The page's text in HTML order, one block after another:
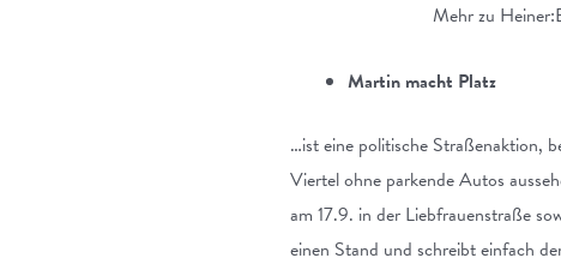
Mehr zu
Martin macht Platz
…ist eine politische Straßenaktion,
Viertel ohne parkende Autos
am 17.9. in der Liebfrauenstraße
einen Stand und schreibt einfach